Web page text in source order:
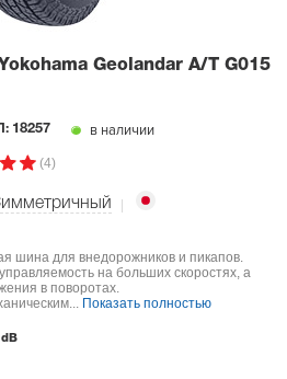
Geolandar A/T G015
18257 в наличии
(4)
шина для внедорожников и пикапов.
на больших скоростях, а
в поворотах.
Показать полностью
dB